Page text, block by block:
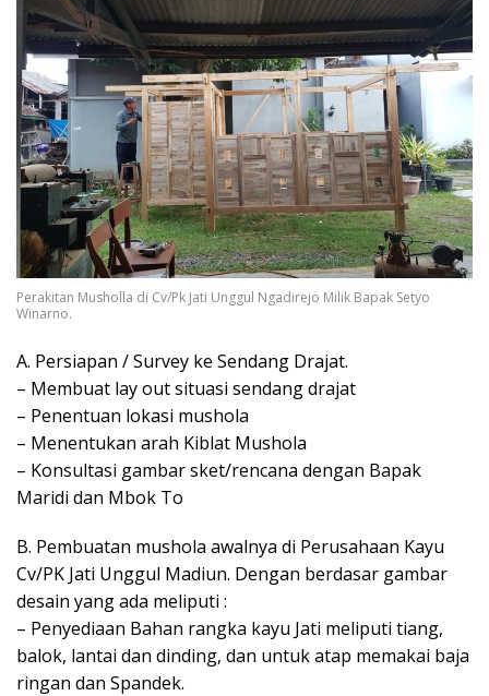
Perakitan Musholla di Cv/Pk Jati Unggul Ngadirejo Milik Bapak Setyo
Winarno.
A. Persiapan / Survey ke Sendang Drajat.
– Membuat lay out situasi sendang drajat
– Penentuan lokasi mushola
– Menentukan arah Kiblat Mushola
– Konsultasi gambar sket/rencana dengan Bapak
Maridi dan Mbok To
B. Pembuatan mushola awalnya di Perusahaan Kayu
Cv/PK Jati Unggul Madiun. Dengan berdasar gambar
desain yang ada meliputi :
– Penyediaan Bahan rangka kayu Jati meliputi tiang,
balok, lantai dan dinding, dan untuk atap memakai baja
ringan dan Spandek.